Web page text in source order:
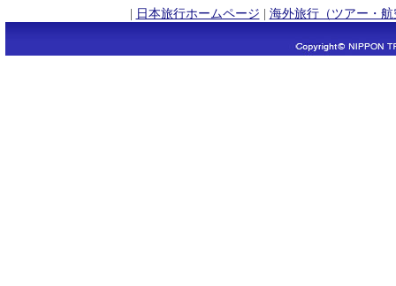
| 日本旅行ホームページ | 海外旅行（ツアー・航